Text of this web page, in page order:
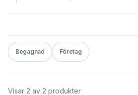
Begagnad Företag
Visar 2 av 2 produkter